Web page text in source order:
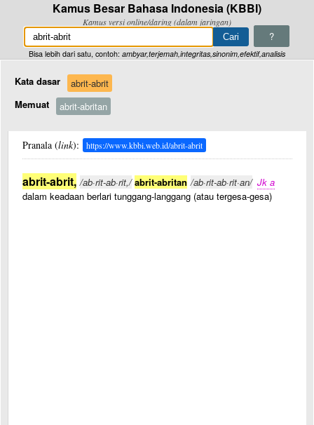
Kamus Besar Bahasa Indonesia (KBBI)
Kamus versi online/daring (dalam jaringan)
?
Bisa lebih dari satu, contoh: ambyar,terjemah,integritas,sinonim,efektif,analisis
Kata dasar
abrit-abrit
Memuat
abrit-abritan
Pranala (link): https://www.kbbi.web.id/abrit-abrit
abrit-abrit, /ab·rit-ab·rit,/ abrit-abritan /ab·rit-ab·rit·an/ Jk a
dalam keadaan berlari tunggang-langgang (atau tergesa-gesa)